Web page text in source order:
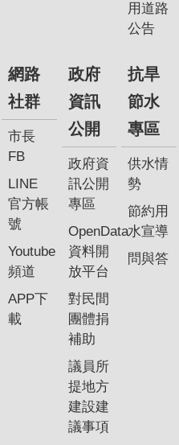
用道路
公告
網路
社群
市長
FB
LINE
官方帳
號
Youtube
頻道
APP下
載
政府
資訊
公開
政府資
訊公開
專區
OpenData
資料開
放平台
對民間
團體捐
補助
議員所
提地方
建設建
議事項
抗旱
節水
專區
供水情
勢
節約用
水宣導
問與答